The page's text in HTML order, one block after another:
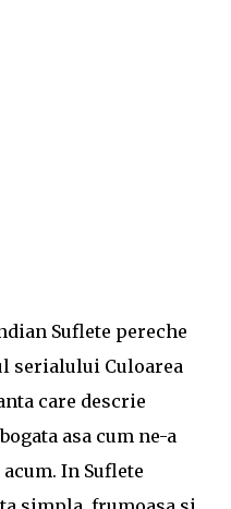
Suflete pereche
serialului Culoarea
care descrie
asa cum ne-a
In Suflete